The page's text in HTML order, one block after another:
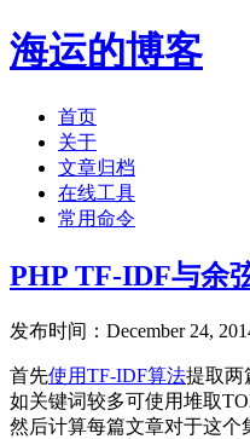
海运的博客
首页
关于
文章归档
在线工具
常用命令
PHP TF-IDF与余
发布时间：December 24,
首先使用TF-IDF算法提取两
如关键词较多可使用堆取
然后计算每篇文章对于这